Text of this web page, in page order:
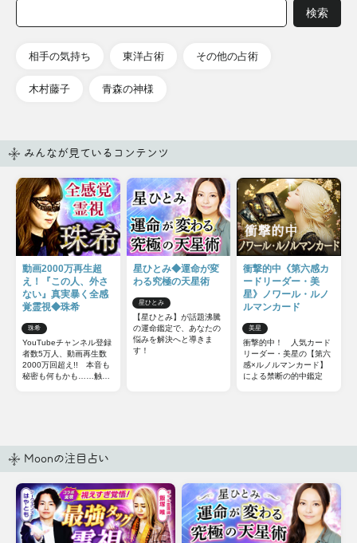
相手の気持ち 東洋占術 その他の占術
木村藤子 青森の神様
みんなが見ているコンテンツ
動画2000万再生超
え！『この人、外さ
ない』真実暴く全感
覚霊視◆珠希
珠希
YouTubeチャンネル登録
者数5万人、動画再生数
2000万回超え!! 本音も
秘密も何もかも……触れ
星ひとみ◆運命が変
わる究極の天星術
星ひとみ
【星ひとみ】が話題沸騰
の運命鑑定で、あなたの
悩みを解決へと導きま
す！
衝撃的中《第六感カ
ードリーダー・美
星》ノワール・ルノ
ルマンカード
美星
衝撃的中！ 人気カード
リーダー・美星の【第六
感×ルノルマンカード】
による禁断の的中鑑定
Moonの注目占い